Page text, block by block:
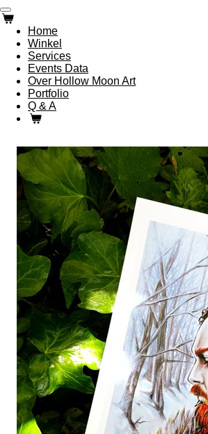
Ga
direct
naar
de
hoofdinhoud
Home
Winkel
Services
Events Data
Over Hollow Moon Art
Portfolio
Q & A